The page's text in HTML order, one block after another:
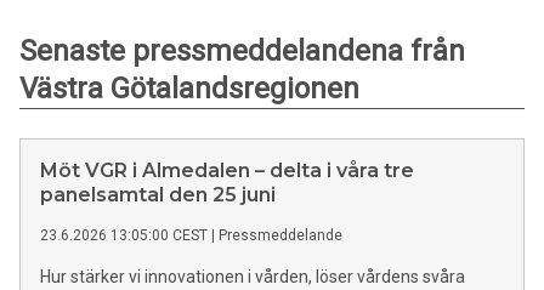
Senaste pressmeddelandena från
Västra Götalandsregionen
Möt VGR i Almedalen – delta i våra tre
panelsamtal den 25 juni
23.6.2026 13:05:00 CEST | Pressmeddelande
Hur stärker vi innovationen i vården, löser vårdens svåra